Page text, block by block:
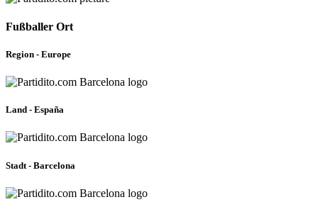
Fußballer Ort
Region - Europe
Land - España
Stadt - Barcelona